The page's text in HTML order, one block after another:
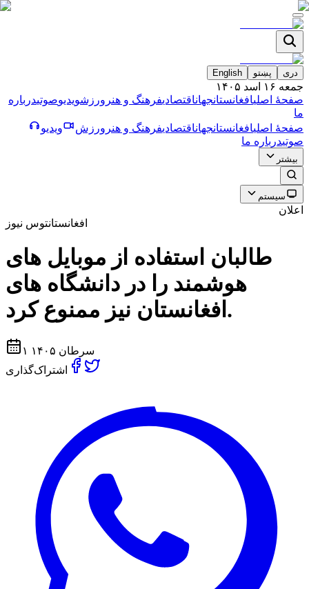
دری پښتو English
جمعه ۱۶ اسد ۱۴۰۵
صفحۀ اصلیافغانستانجهاناقتصادیفرهنگ و هنر ورزشویدیوصوتیدرباره
ما
صفحۀ اصلیافغانستانجهاناقتصادیفرهنگ و هنر ورزش
ویدیو
صوتیدرباره ما
بیشتر
سیستم
اعلان
افغانستانتوس نیوز
طالبان استفاده از موبايل هاى
هوشمند را در دانشگاه هاى
افغانستان نيز ممنوع كرد.
۱ سرطان ۱۴۰۵
اشتراک‌گذاری